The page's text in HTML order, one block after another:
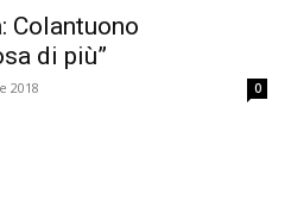
Colantuono
di più”
2018 0